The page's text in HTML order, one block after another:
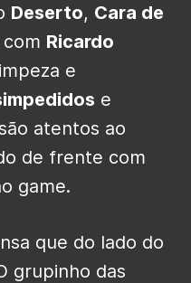
Deserto, Cara de
Ricardo
e
e
atentos ao
de frente com
game.
que do lado do
grupinho das